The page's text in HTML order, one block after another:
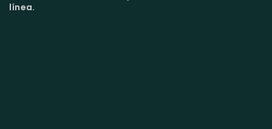
línea.